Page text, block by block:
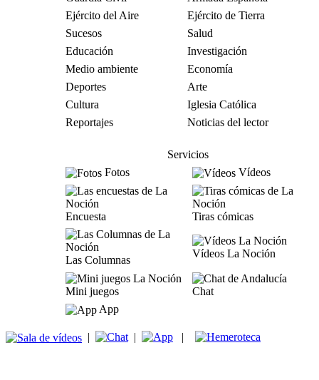
Ejército del Aire
Ejército de Tierra
Sucesos
Salud
Educación
Investigación
Medio ambiente
Economía
Deportes
Arte
Cultura
Iglesia Católica
Reportajes
Noticias del lector
Servicios
Fotos
Vídeos
Encuesta Tiras cómicas
Las Columnas
Vídeos La Noción
Mini juegos
Chat
App
| | |